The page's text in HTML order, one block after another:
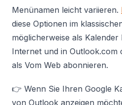
Menünamen leicht variieren.
diese Optionen im
möglicherweise als
Internet und in Outlook.com
als Vom Web abonnieren.
👉 Wenn Sie Ihren Google
von Outlook anzeigen